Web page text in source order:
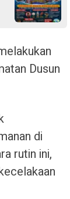
Dusun
di
rutin ini,